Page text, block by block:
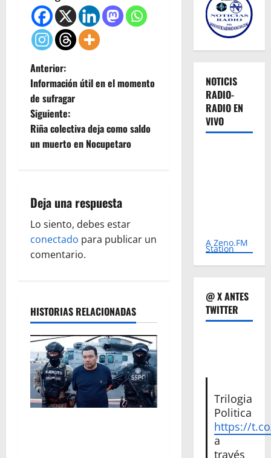
N
a
v
e
a
c
i
n
d
e
e
n
Anterior:
Información útil en el momento
de sufragar
Siguiente:
Riña colectiva deja como saldo
un muerto en Nocupetaro
Deja una respuesta
Lo siento, debes estar
conectado para publicar un
comentario.
HISTORIAS RELACIONADAS
NOTICIS
RADIO-
RADIO EN
VIVO
A Zeno.FM
Station
@ X ANTES
TWITTER
Trilogia
Politica
https://
a
través